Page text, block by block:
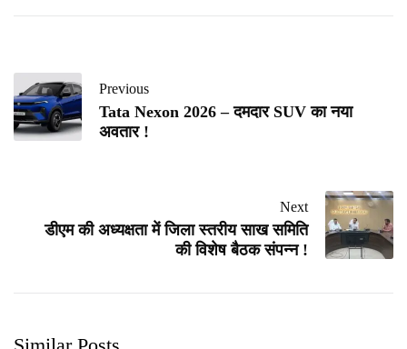
Previous
Tata Nexon 2026 – दमदार SUV का नया
अवतार !
Next
डीएम की अध्यक्षता में जिला स्तरीय साख समिति
की विशेष बैठक संपन्न !